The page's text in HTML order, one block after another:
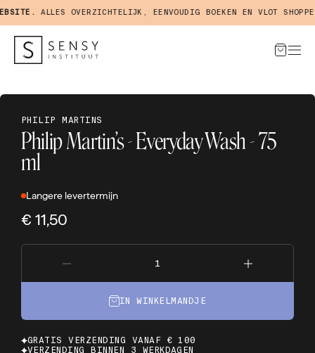
ALLES OVERZICHTELIJK, EENVOUDIG BOEKEN EN VLOT SHOPPEN
PHILIP MARTINS
Philip Martin’s - Everyday Wash - 75
ml
Langere levertermijn
€ 11,50
IN WINKELMANDJE
GRATIS VERZENDING VANAF € 100
VERZENDING BINNEN 3 WERKDAGEN